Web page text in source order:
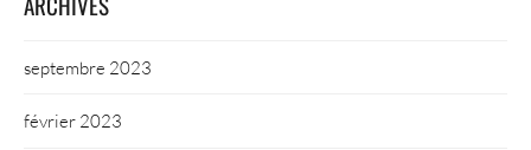
septembre 2023
février 2023